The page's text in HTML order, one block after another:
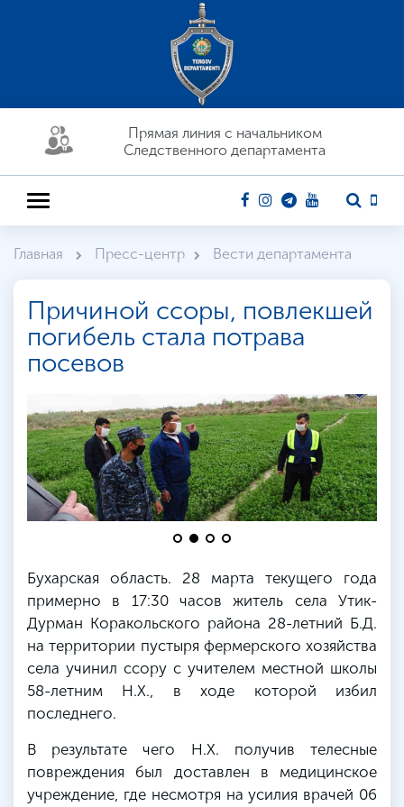
Прямая линия c начальником
Следственного департамента
Главная Пресс-центр Вести департамента
Причиной ссоры, повлекшей
погибель стала потрава
посевов
Бухарская область. 28 марта текущего года
примерно в 17:30 часов житель села Утик-
Дурман Коракольского района 28-летний Б.Д.
на территории пустыря фермерского хозяйства
села учинил ссору с учителем местной школы
58-летним Н.Х., в ходе которой избил
последнего.
В результате чего Н.Х. получив телесные
повреждения был доставлен в медицинское
учреждение, где несмотря на усилия врачей 06